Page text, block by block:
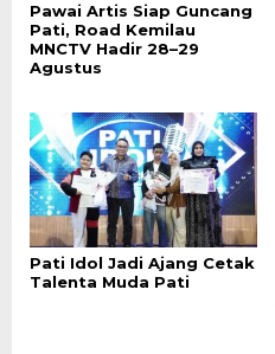
Pawai Artis Siap Guncang
Pati, Road Kemilau
MNCTV Hadir 28–29
Agustus
Pati Idol Jadi Ajang Cetak
Talenta Muda Pati